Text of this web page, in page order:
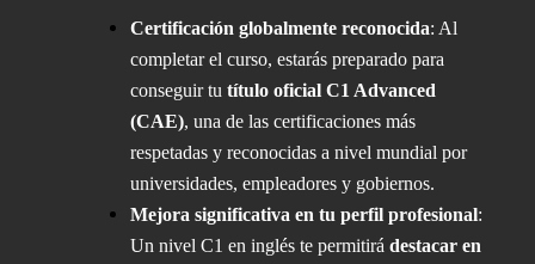
Certificación globalmente reconocida: Al
completar el curso, estarás preparado para
conseguir tu título oficial C1 Advanced
(CAE), una de las certificaciones más
respetadas y reconocidas a nivel mundial por
universidades, empleadores y gobiernos.
Mejora significativa en tu perfil profesional:
Un nivel C1 en inglés te permitirá destacar en